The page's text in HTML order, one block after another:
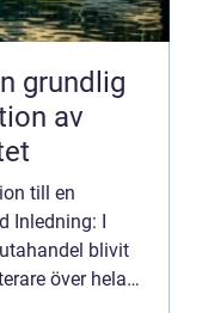
grundlig
av
till en
Inledning: I
blivit
över hela